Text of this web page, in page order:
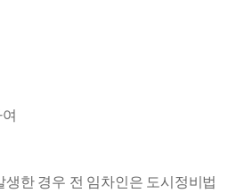
생한 경우 전 임차인은 도시정비법